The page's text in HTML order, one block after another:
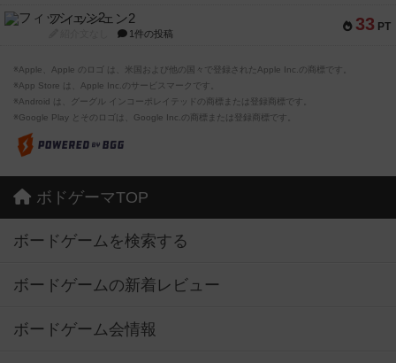
33 PT
フィッシェン2
1件の投稿
※Apple、Apple のロゴ は、米国および他の国々で登録されたApple Inc.の商標です。
※App Store は、Apple Inc.のサービスマークです。
※Android は、グーグル インコーポレイテッドの商標または登録商標です。
※Google Play とそのロゴは、Google Inc.の商標または登録商標です。
ボドゲーマTOP
ボードゲームを検索する
ボードゲームの新着レビュー
ボードゲーム会情報